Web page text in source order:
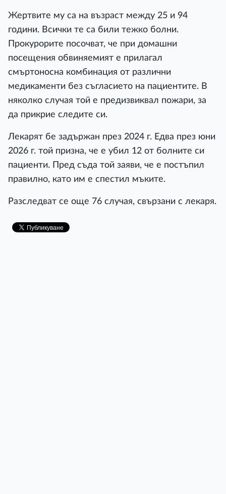
Жертвите му са на възраст между 25 и 94
години. Всички те са били тежко болни.
Прокурорите посочват, че при домашни
посещения обвиняемият е прилагал
смъртоносна комбинация от различни
медикаменти без съгласието на пациентите. В
няколко случая той е предизвиквал пожари, за
да прикрие следите си.
Лекарят бе задържан през 2024 г. Едва през юни
2026 г. той призна, че е убил 12 от болните си
пациенти. Пред съда той заяви, че е постъпил
правилно, като им е спестил мъките.
Разследват се още 76 случая, свързани с лекаря.